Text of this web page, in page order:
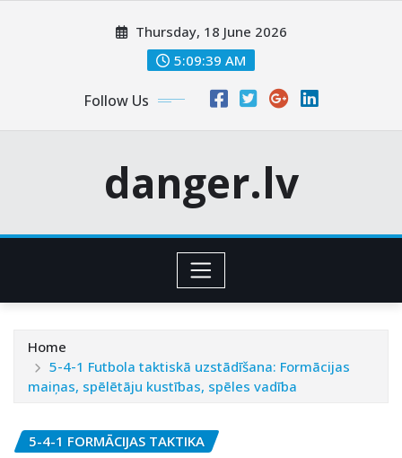
Thursday, 18 June 2026
5:09:40 AM
Follow Us
danger.lv
Home
5-4-1 Futbola taktiskā uzstādīšana: Formācijas
maiņas, spēlētāju kustības, spēles vadība
5-4-1 FORMĀCIJAS TAKTIKA